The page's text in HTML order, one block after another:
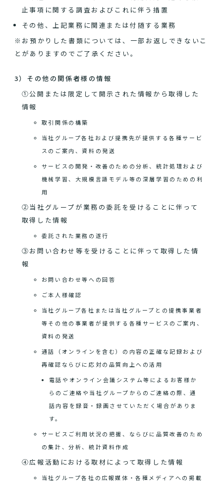
止事項に関する調査およびこれに伴う措置
その他、上記業務に関連または付随する業務
※お預かりした書類については、一部お返しできないこ
とがありますのでご了承ください。
3）その他の関係者様の情報
①公開または限定して開示された情報から取得した
情報
取引関係の構築
当社グループ各社および提携先が提供する各種サービ
スのご案内、資料の発送
サービスの開発・改善のための分析、統計処理および
機械学習、大規模言語モデル等の深層学習のための利
用
②当社グループが業務の委託を受けることに伴って
取得した情報
委託された業務の遂行
③お問い合わせ等を受けることに伴って取得した情
報
お問い合わせ等への回答
ご本人様確認
当社グループ各社または当社グループとの提携事業者
等その他の事業者が提供する各種サービスのご案内、
資料の発送
通話（オンラインを含む）の内容の正確な記録および
再確認ならびに応対の品質向上への活用
電話やオンライン会議システム等によるお客様か
らのご連絡や当社グループからのご連絡の際、通
話内容を録音・録画させていただく場合がありま
す。
サービスご利用状況の把握、ならびに品質改善のため
の集計、分析、統計資料作成
④広報活動における取材によって取得した情報
当社グループ各社の広報媒体・各種メディアへの掲載